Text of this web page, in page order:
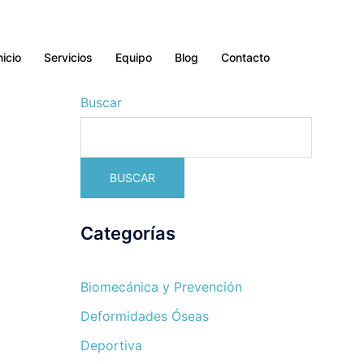
Servicios Equipo Blog Contacto
Buscar
BUSCAR
Categorías
Biomecánica y Prevención
Deformidades Óseas
Deportiva